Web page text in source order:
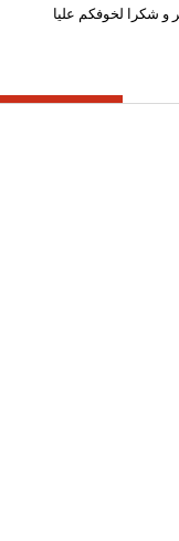
و شكرا لخوفكم عليا